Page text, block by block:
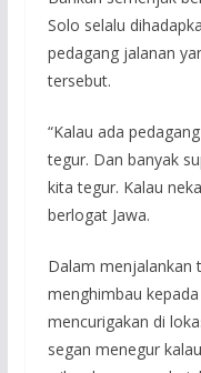
Solo selalu
pedagang jalanan
tersebut.
“Kalau ada
tegur. Dan banyak
kita tegur. Kalau
berlogat Jawa.
Dalam menjalankan
menghimbau
mencurigakan di
segan menegur